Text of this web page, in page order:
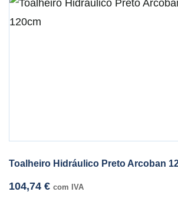
Toalheiro Hidráulico Preto Arcoban
104,74 € com IVA